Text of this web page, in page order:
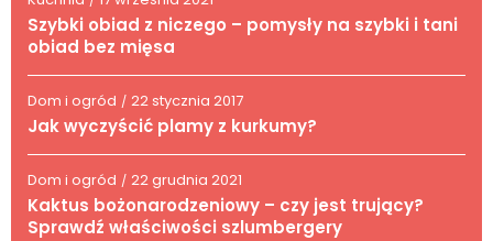
Szybki obiad z niczego – pomysły na szybki i tani
obiad bez mięsa
Dom i ogród / 22 stycznia 2017
Jak wyczyścić plamy z kurkumy?
Dom i ogród / 22 grudnia 2021
Kaktus bożonarodzeniowy – czy jest trujący?
Sprawdź właściwości szlumbergery